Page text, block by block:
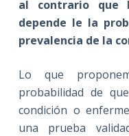
al contrario que
depende le la
prevalencia de la
Lo que
probabilidad de
condición o
una prueba